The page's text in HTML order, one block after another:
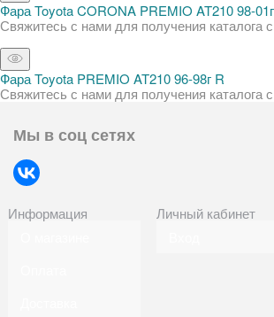
Фара Toyota CORONA PREMIO AT210 98-
Свяжитесь с нами для получения каталога
Фара Toyota PREMIO AT210 96-98г R
Свяжитесь с нами для получения каталога
Мы в соц сетях
Информация
Личный кабинет